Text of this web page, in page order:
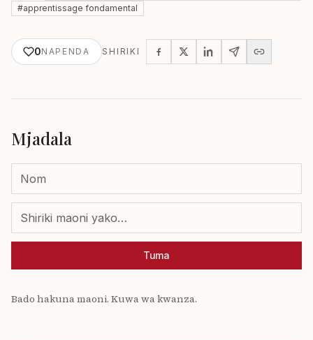
#apprentissage fondamental
0NAPENDA SHIRIKI
Mjadala
Tuma
Bado hakuna maoni. Kuwa wa kwanza.